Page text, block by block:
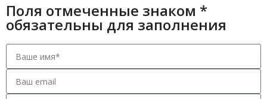
Поля отмеченные знаком *
обязательны для заполнения